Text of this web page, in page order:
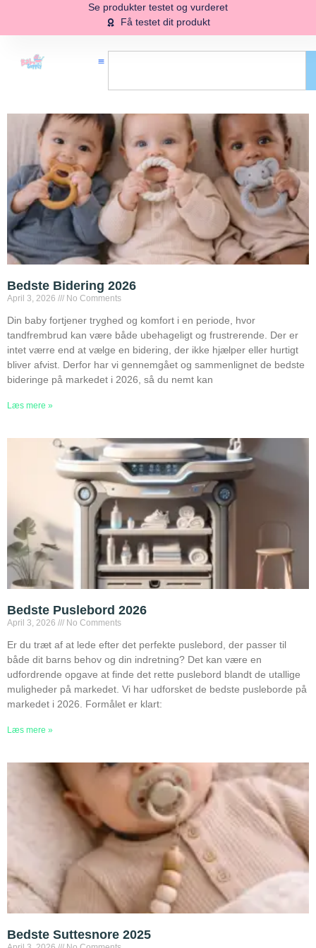
Se produkter testet og vurderet
Få testet dit produkt
Bedste Bidering 2026
April 3, 2026 No Comments
Din baby fortjener tryghed og komfort i en periode, hvor
tandfrembrud kan være både ubehageligt og frustrerende. Der er
intet værre end at vælge en bidering, der ikke hjælper eller hurtigt
bliver afvist. Derfor har vi gennemgået og sammenlignet de bedste
bideringe på markedet i 2026, så du nemt kan
Læs mere »
Bedste Puslebord 2026
April 3, 2026 No Comments
Er du træt af at lede efter det perfekte puslebord, der passer til
både dit barns behov og din indretning? Det kan være en
udfordrende opgave at finde det rette puslebord blandt de utallige
muligheder på markedet. Vi har udforsket de bedste pusleborde på
markedet i 2026. Formålet er klart:
Læs mere »
Bedste Suttesnore 2025